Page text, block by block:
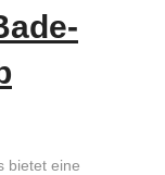
bietet eine